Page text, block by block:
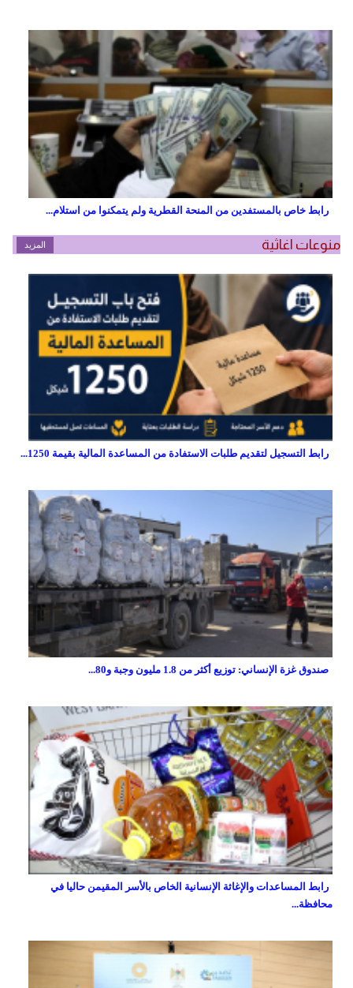
رابط خاص بالمستفدين من المنحة القطرية ولم يتمكنوا من استلام...
منوعات اغاثية المزيد
رابط التسجيل لتقديم طلبات الاستفادة من المساعدة المالية بقيمة 1250...
صندوق غزة الإنساني: توزيع أكثر من 1.8 مليون وجبة و80...
رابط المساعدات والإغاثة الإنسانية الخاص بالأسر المقيمن حاليا في
محافظة...